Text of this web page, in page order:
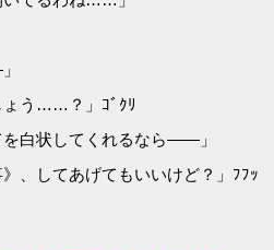
う……？」ｺﾞｸﾘ
白状してくれるなら――」
、してあげてもいいけど？」ﾌﾌｯ